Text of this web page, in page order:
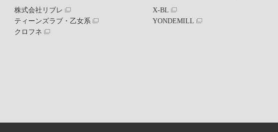
株式会社リブレ
ティーンズラブ・乙女系
クロフネ
X-BL
YONDEMILL